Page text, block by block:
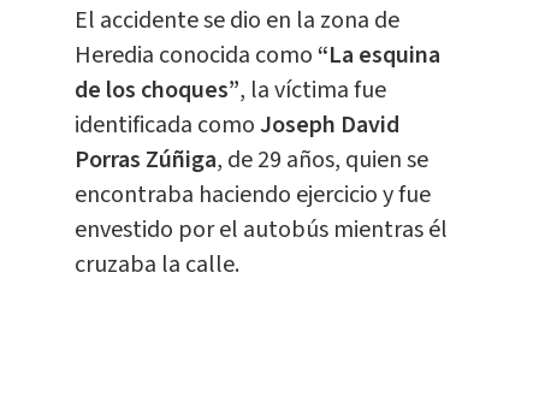
El accidente se dio en la zona de
Heredia conocida como“La esquina
de los choques”, la víctima fue
identificada como Joseph David
Porras Zúñiga, de 29 años, quien se
encontraba haciendo ejercicio y fue
envestido por el autobús mientras él
cruzaba la calle.